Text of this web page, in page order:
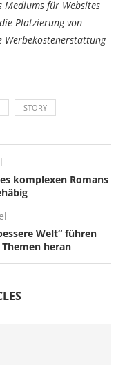
Mediums für Websites
Platzierung von
Werbekostenerstattung
STORY
komplexen Romans
Welt“ führen
heran